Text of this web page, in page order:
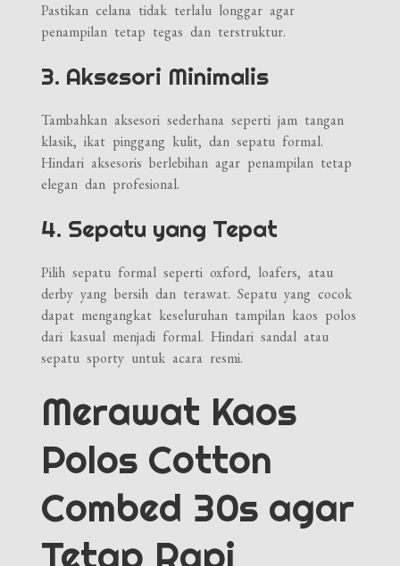
Pastikan celana tidak terlalu longgar agar
penampilan tetap tegas dan terstruktur.
3. Aksesori Minimalis
Tambahkan aksesori sederhana seperti jam tangan
klasik, ikat pinggang kulit, dan sepatu formal.
Hindari aksesoris berlebihan agar penampilan tetap
elegan dan profesional.
4. Sepatu yang Tepat
Pilih sepatu formal seperti oxford, loafers, atau
derby yang bersih dan terawat. Sepatu yang cocok
dapat mengangkat keseluruhan tampilan kaos polos
dari kasual menjadi formal. Hindari sandal atau
sepatu sporty untuk acara resmi.
Merawat Kaos
Polos Cotton
Combed 30s agar
Tetap Rapi